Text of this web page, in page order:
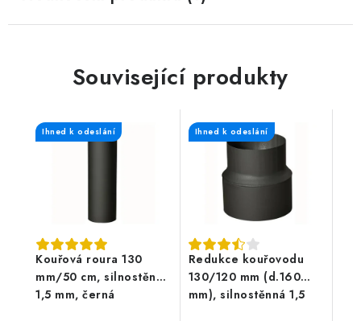
Související produkty
Kouřová roura 130
mm/50 cm, silnostěnná
1,5 mm, černá
Ihned k odeslání
Redukce kouřovodu
130/120 mm (d.160
mm), silnostěnná 1,5
Ihned k odeslání